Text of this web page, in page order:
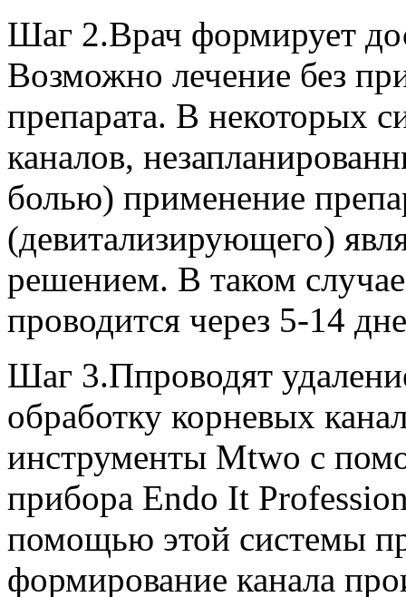
Шаг 2.Врач формирует
Возможно лечение без
препарата. В некоторых
каналов,
болью) применение
(девитализирующего)
решением. В таком
проводится через 5-14
Шаг 3.Ппроводят
обработку корневых
инструменты Mtwo с
прибора Endo It
помощью этой системы
формирование канала